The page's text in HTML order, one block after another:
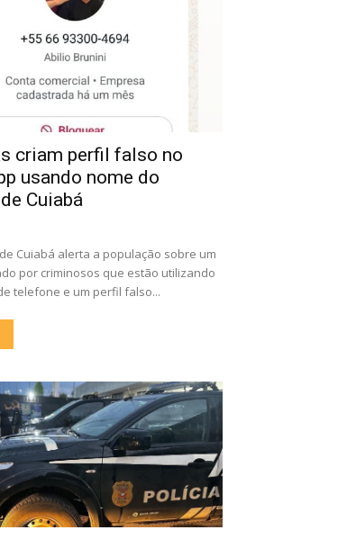
criam perfil falso no
usando nome do
Cuiabá
Cuiabá alerta a população sobre um
por criminosos que estão utilizando
telefone e um perfil falso...